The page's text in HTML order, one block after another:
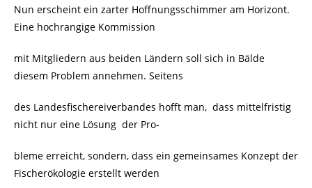
Nun erscheint ein zarter Hoffnungsschimmer am Horizont.
Eine hochrangige Kommission
mit Mitgliedern aus beiden Ländern soll sich in Bälde
diesem Problem annehmen. Seitens
des Landesfischereiverbandes hofft man, dass mittelfristig
nicht nur eine Lösung der Pro-
bleme erreicht, sondern, dass ein gemeinsames Konzept der
Fischerökologie erstellt werden